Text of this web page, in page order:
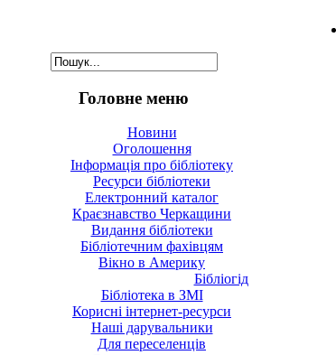
Головне меню
Новини
Оголошення
Інформація про бібліотеку
Ресурси бібліотеки
Електронний каталог
Краєзнавство Черкащини
Видання бібліотеки
Бібліотечним фахівцям
Вікно в Америку
Бібліогід
Бібліотека в ЗМІ
Корисні інтернет-ресурси
Наші дарувальники
Для переселенців